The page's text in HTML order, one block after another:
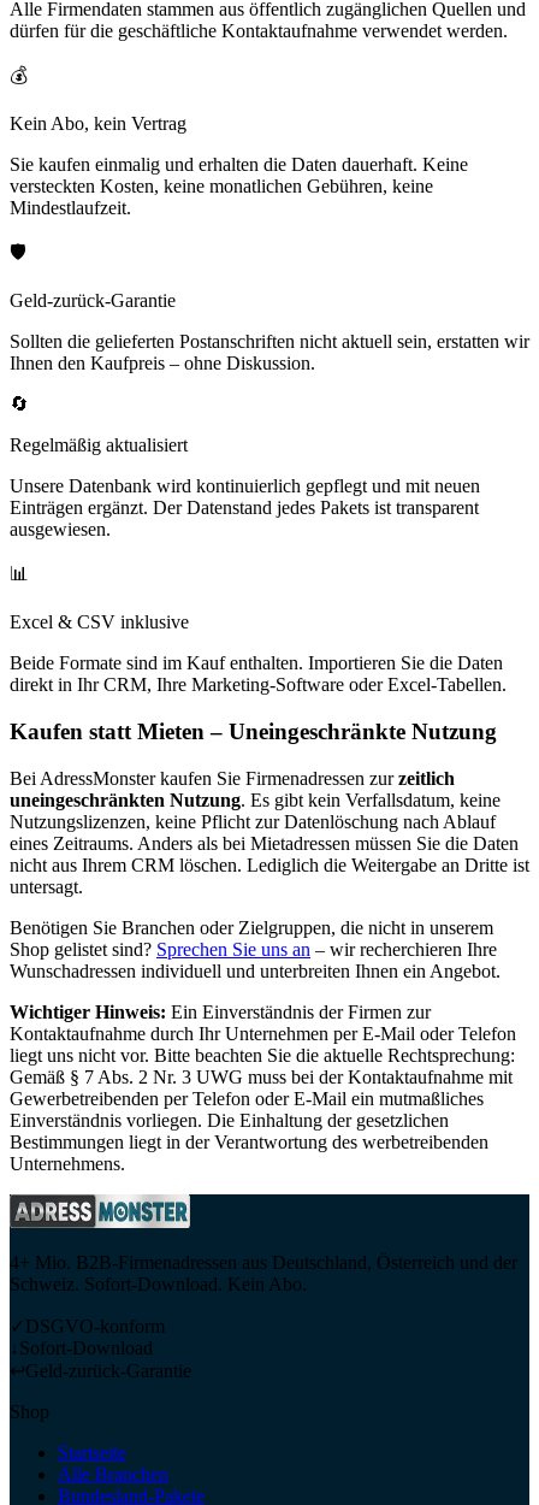
Alle Firmendaten stammen aus öffentlich zugänglichen Quellen und
dürfen für die geschäftliche Kontaktaufnahme verwendet werden.
💰
Kein Abo, kein Vertrag
Sie kaufen einmalig und erhalten die Daten dauerhaft. Keine
versteckten Kosten, keine monatlichen Gebühren, keine
Mindestlaufzeit.
🛡️
Geld-zurück-Garantie
Sollten die gelieferten Postanschriften nicht aktuell sein, erstatten wir
Ihnen den Kaufpreis – ohne Diskussion.
🔄
Regelmäßig aktualisiert
Unsere Datenbank wird kontinuierlich gepflegt und mit neuen
Einträgen ergänzt. Der Datenstand jedes Pakets ist transparent
ausgewiesen.
📊
Excel & CSV inklusive
Beide Formate sind im Kauf enthalten. Importieren Sie die Daten
direkt in Ihr CRM, Ihre Marketing-Software oder Excel-Tabellen.
Kaufen statt Mieten – Uneingeschränkte Nutzung
Bei AdressMonster kaufen Sie Firmenadressen zur zeitlich
uneingeschränkten Nutzung. Es gibt kein Verfallsdatum, keine
Nutzungslizenzen, keine Pflicht zur Datenlöschung nach Ablauf
eines Zeitraums. Anders als bei Mietadressen müssen Sie die Daten
nicht aus Ihrem CRM löschen. Lediglich die Weitergabe an Dritte ist
untersagt.
Benötigen Sie Branchen oder Zielgruppen, die nicht in unserem
Shop gelistet sind? Sprechen Sie uns an – wir recherchieren Ihre
Wunschadressen individuell und unterbreiten Ihnen ein Angebot.
Wichtiger Hinweis: Ein Einverständnis der Firmen zur
Kontaktaufnahme durch Ihr Unternehmen per E-Mail oder Telefon
liegt uns nicht vor. Bitte beachten Sie die aktuelle Rechtsprechung:
Gemäß § 7 Abs. 2 Nr. 3 UWG muss bei der Kontaktaufnahme mit
Gewerbetreibenden per Telefon oder E-Mail ein mutmaßliches
Einverständnis vorliegen. Die Einhaltung der gesetzlichen
Bestimmungen liegt in der Verantwortung des werbetreibenden
Unternehmens.
4+ Mio. B2B-Firmenadressen aus Deutschland, Österreich und der
Schweiz. Sofort-Download. Kein Abo.
✓ DSGVO-konform
↓Sofort-Download
↩Geld-zurück-Garantie
Shop
Startseite
Alle Branchen
Bundesland-Pakete